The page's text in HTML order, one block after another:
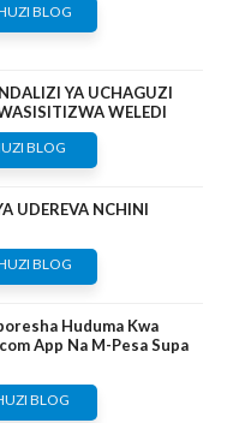
BLOG
YA UCHAGUZI
WELEDI
BLOG
UDEREVA NCHINI
BLOG
Huduma Kwa
App Na M-Pesa Supa
BLOG